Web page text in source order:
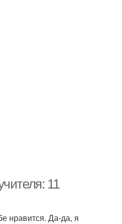
11
нравится. Да-да, я